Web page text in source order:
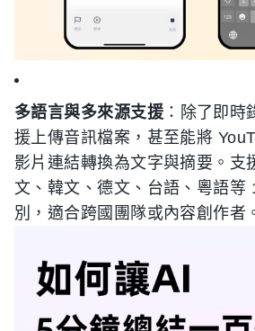
多語言與多來源支援 ：除了即時
援上傳音訊檔案，甚至能將
影片連結轉換為文字與摘要。支
文、韓文、德文、台語、粵語等
別，適合跨國團隊或內容創作者